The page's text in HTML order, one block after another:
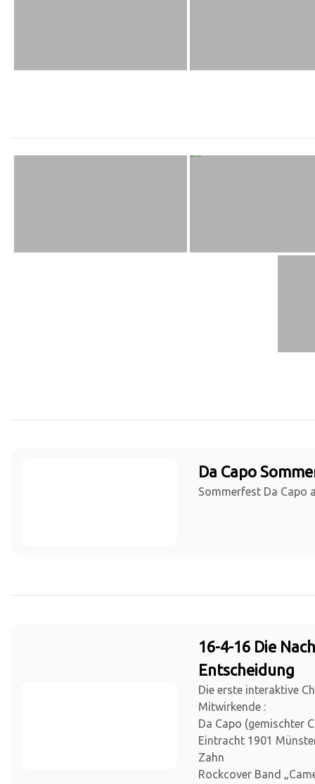
Da Capo
Sommerfest Da Capo
16-4-16 Die
Entscheidung
Die erste interaktive
Mitwirkende :
Da Capo (gemischter
Eintracht 1901
Zahn
Rockcover Band